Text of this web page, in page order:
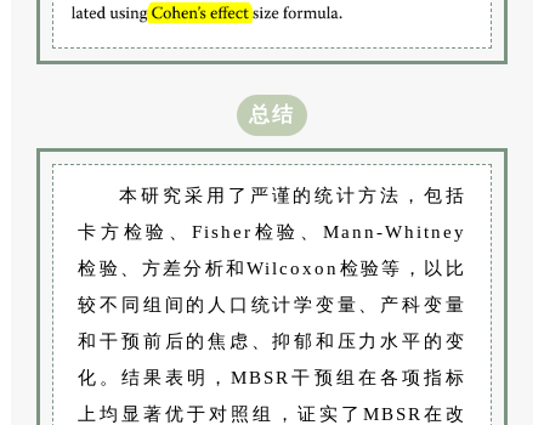
总结
本研究采用了严谨的统计方法，包括
卡方检验、Fisher检验、Mann-Whitney
检验、方差分析和Wilcoxon检验等，以比
较不同组间的人口统计学变量、产科变量
和干预前后的焦虑、抑郁和压力水平的变
化。结果表明，MBSR干预组在各项指标
上均显著优于对照组，证实了MBSR在改